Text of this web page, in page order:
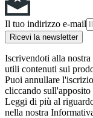
Il tuo indirizzo e-mail
Ricevi la newsletter
Iscrivendoti alla
utili contenuti sui
Puoi annullare
cliccando
Leggi di più al
nella nostra